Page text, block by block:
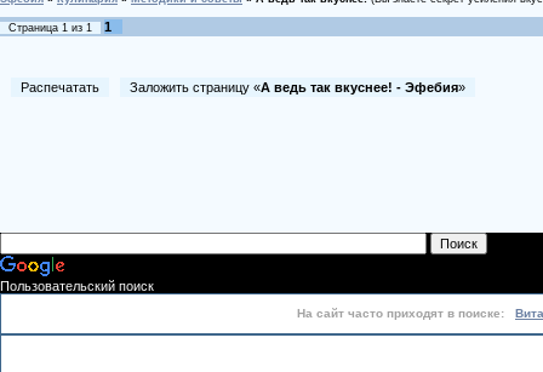
Страница 1 из 1 1
Распечатать Заложить страницу «А ведь так вкуснее! - Эфебия»
Пользовательский поиск
На сайт часто приходят в поиске: